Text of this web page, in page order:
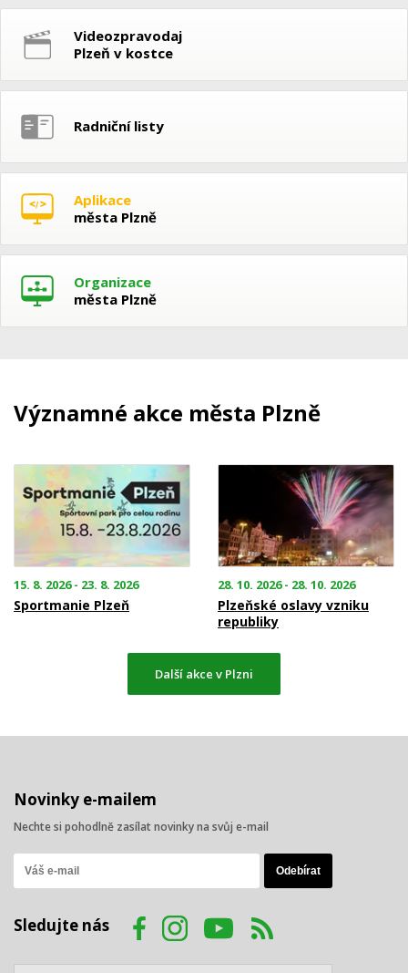
Videozpravodaj
Plzeň v kostce
Radniční listy
Aplikace
města Plzně
Organizace
města Plzně
Významné akce města Plzně
15. 8. 2026 - 23. 8. 2026
Sportmanie Plzeň
28. 10. 2026 - 28. 10. 2026
Plzeňské oslavy vzniku
republiky
Další akce v Plzni
Novinky e-mailem
Nechte si pohodlně zasílat novinky na svůj e-mail
Sledujte nás